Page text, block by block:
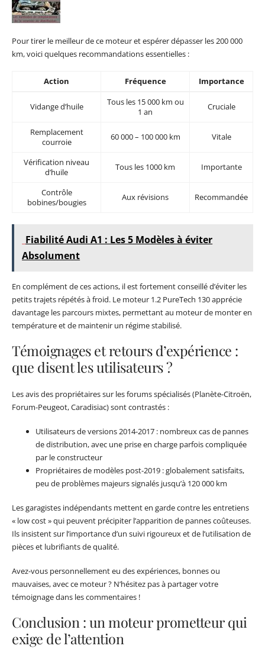
Pour tirer le meilleur de ce moteur et espérer dépasser les 200 000
km, voici quelques recommandations essentielles :
Action Fréquence Importance
Vidange d’huile
Tous les 15 000 km ou
1 an
Cruciale
Remplacement
courroie
60 000 – 100 000 km Vitale
Vérification niveau
d’huile
Tous les 1000 km Importante
Contrôle
bobines/bougies
Aux révisions Recommandée
Fiabilité Audi A1 : Les 5 Modèles à éviter
Absolument
En complément de ces actions, il est fortement conseillé d’éviter les
petits trajets répétés à froid. Le moteur 1.2 PureTech 130 apprécie
davantage les parcours mixtes, permettant au moteur de monter en
température et de maintenir un régime stabilisé.
Témoignages et retours d’expérience :
que disent les utilisateurs ?
Les avis des propriétaires sur les forums spécialisés (Planète-Citroën,
Forum-Peugeot, Caradisiac) sont contrastés :
Utilisateurs de versions 2014-2017 : nombreux cas de pannes
de distribution, avec une prise en charge parfois compliquée
par le constructeur
Propriétaires de modèles post-2019 : globalement satisfaits,
peu de problèmes majeurs signalés jusqu’à 120 000 km
Les garagistes indépendants mettent en garde contre les entretiens
« low cost » qui peuvent précipiter l’apparition de pannes coûteuses.
Ils insistent sur l’importance d’un suivi rigoureux et de l’utilisation de
pièces et lubrifiants de qualité.
Avez-vous personnellement eu des expériences, bonnes ou
mauvaises, avec ce moteur ? N’hésitez pas à partager votre
témoignage dans les commentaires !
Conclusion : un moteur prometteur qui
exige de l’attention